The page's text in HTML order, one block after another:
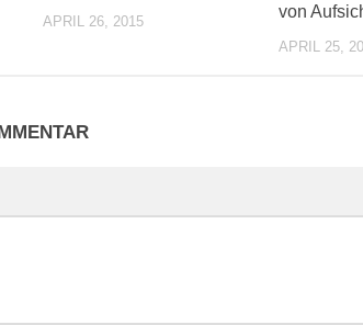
APRIL 26, 2015
von
APRIL 25,